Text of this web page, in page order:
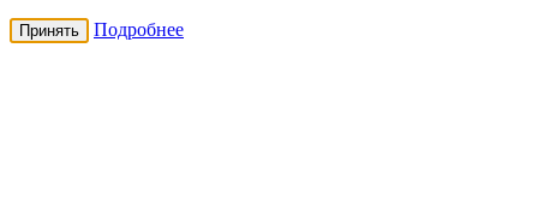
Принять Подробнее